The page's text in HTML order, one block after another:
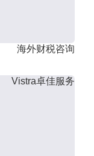
海外财税咨询
Vistra卓佳服务